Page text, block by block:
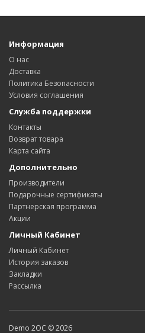
Информация
О нас
Доставка
Политика Безопасности
Условия соглашения
Служба поддержки
Контакты
Возврат товара
Карта сайта
Дополнительно
Производители
Подарочные сертификаты
Партнерская программа
Акции
Личный Кабинет
Личный Кабинет
История заказов
Закладки
Рассылка
Demo 2OC © 2026